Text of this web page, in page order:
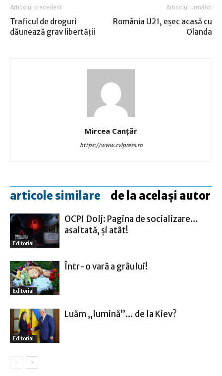
Articolul precedent
Traficul de droguri
dăunează grav libertăţii
Articolul următor
România U21, eşec acasă cu
Olanda
Mircea Canţăr
https://www.cvlpress.ro
articole similare de la același autor
Editorial
OCPI Dolj: Pagina de socializare…
asaltată, şi atât!
Editorial
Într-o vară a grâului!
Editorial
Luăm „lumină”… de la Kiev?